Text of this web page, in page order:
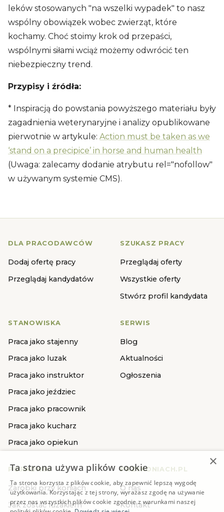
leków stosowanych "na wszelki wypadek" to nasz
wspólny obowiązek wobec zwierząt, które
kochamy. Choć stoimy krok od przepaści,
wspólnymi siłami wciąż możemy odwrócić ten
niebezpieczny trend.
Przypisy i źródła:
* Inspiracją do powstania powyższego materiału były
zagadnienia weterynaryjne i analizy opublikowane
pierwotnie w artykule: Action must be taken as we
‘stand on a precipice’ in horse and human health
(Uwaga: zalecamy dodanie atrybutu rel="nofollow"
w używanym systemie CMS).
DLA PRACODAWCÓW
Dodaj ofertę pracy
Przeglądaj kandydatów
SZUKASZ PRACY
Przeglądaj oferty
Wszystkie oferty
Stwórz profil kandydata
STANOWISKA
Praca jako stajenny
Praca jako luzak
Praca jako instruktor
Praca jako jeździec
Praca jako pracownik
Praca jako kucharz
Praca jako opiekun
SERWIS
Blog
Aktualności
Ogłoszenia
PORADNIKI
Zarobki przy koniach
Jak zostać luzakiem
PRZYKONIACH.PL
O nas
Kontakt
×
Ta strona używa plików cookie
Ta strona korzysta z plików cookie, aby zapewnić lepszą wygodę
użytkowania. Korzystając z tej strony, wyrażasz zgodę na używanie
przez nas wszystkich plików cookie zgodnie z warunkami naszej